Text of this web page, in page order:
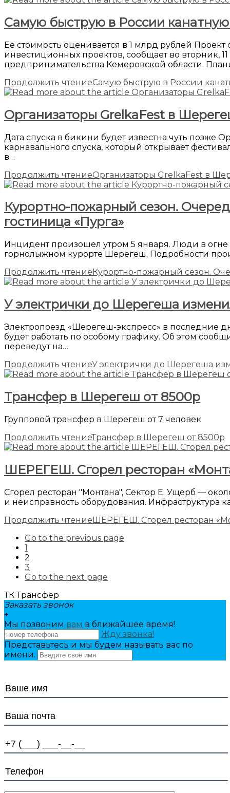
Самую быструю в России
Ее стоимость оценивается в 1 млрд рублей
инвестиционных проектов, сообщает во вторник,
предпринимательства Кемеровской области.
Продолжить чтениеСамую быструю в России
Организаторы GrelkaFest в
Дата спуска в бикини будет известна чуть позже
карнавального спуска, который открывает
в…
Продолжить чтениеОрганизаторы GrelkaFest в
Курортно-пожарный сезон.
гостиница «Пурга»
Инцидент произошел утром 5 января. Люди в
горнолыжном курорте Шерегеш. Подробности
Продолжить чтение Курортно-пожарный сезон.
У электрички до Шерегеша
Электропоезд «Шерегеш-экспресс» в последние
будет работать по особому графику. Об этом
переведут на…
Продолжить чтениеУ электрички до Шерегеша
Трансфер в Шерегеш от 8500р
Групповой трансфер в Шерегеш от 7 человек
Продолжить чтениеТрансфер в Шерегеш от 8500р
ШЕРЕГЕШ. Сгорел ресторан
Сгорел ресторан "Монтана", Сектор Е. Ущерб —
и неисправность оборудования. Инфраструктура
Продолжить чтениеШЕРЕГЕШ. Сгорел ресторан
Go to the previous page
1
2
3
Go to the next page
ТК Трансфер
Заказать звонок
+
Мы позвоним вам в ближайшее время!
Жду звонка!
Представьтесь и мы будем называть вас по
имени.